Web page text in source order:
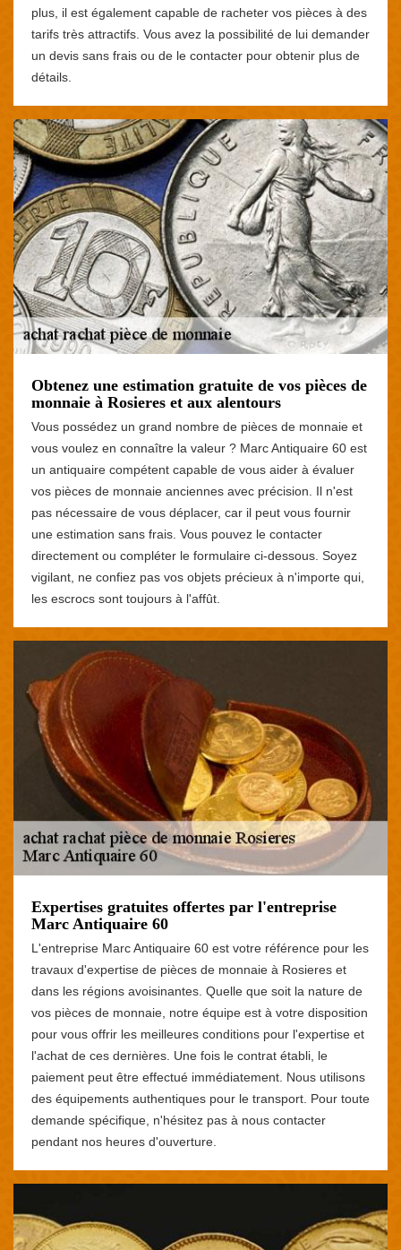
plus, il est également capable de racheter vos pièces à des
tarifs très attractifs. Vous avez la possibilité de lui demander
un devis sans frais ou de le contacter pour obtenir plus de
détails.
Obtenez une estimation gratuite de vos pièces de
monnaie à Rosieres et aux alentours
Vous possédez un grand nombre de pièces de monnaie et
vous voulez en connaître la valeur ? Marc Antiquaire 60 est
un antiquaire compétent capable de vous aider à évaluer
vos pièces de monnaie anciennes avec précision. Il n'est
pas nécessaire de vous déplacer, car il peut vous fournir
une estimation sans frais. Vous pouvez le contacter
directement ou compléter le formulaire ci-dessous. Soyez
vigilant, ne confiez pas vos objets précieux à n'importe qui,
les escrocs sont toujours à l'affût.
Expertises gratuites offertes par l'entreprise
Marc Antiquaire 60
L'entreprise Marc Antiquaire 60 est votre référence pour les
travaux d'expertise de pièces de monnaie à Rosieres et
dans les régions avoisinantes. Quelle que soit la nature de
vos pièces de monnaie, notre équipe est à votre disposition
pour vous offrir les meilleures conditions pour l'expertise et
l'achat de ces dernières. Une fois le contrat établi, le
paiement peut être effectué immédiatement. Nous utilisons
des équipements authentiques pour le transport. Pour toute
demande spécifique, n'hésitez pas à nous contacter
pendant nos heures d'ouverture.